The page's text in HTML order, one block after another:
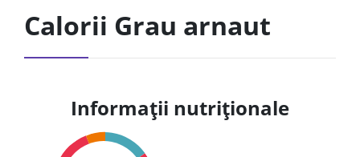
Calorii Grau arnaut
Informații nutriționale